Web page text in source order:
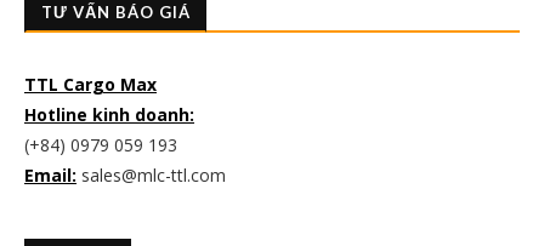
TƯ VẤN BÁO GIÁ
TTL Cargo Max
Hotline kinh doanh:
(+84) 0979 059 193
Email: sales@mlc-ttl.com